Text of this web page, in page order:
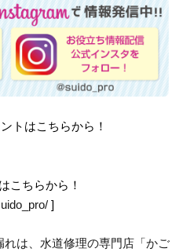
トはこちらから！
こちらから！
]
は、水道修理の専門店「かご